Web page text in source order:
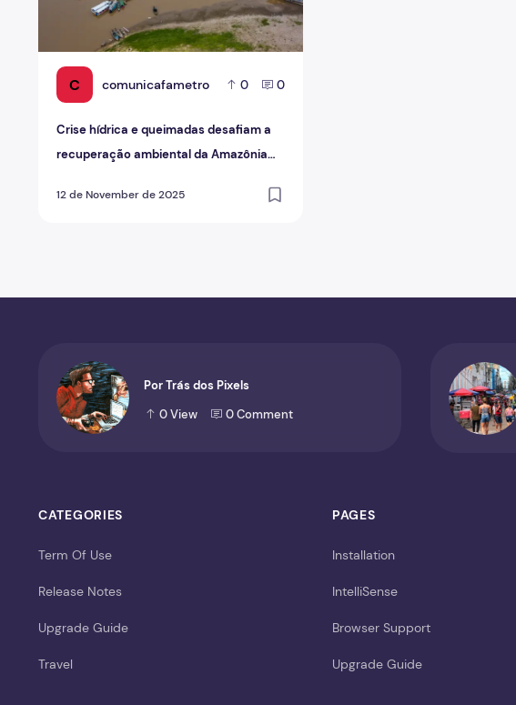
C comunicafametro 0 0
Crise hídrica e queimadas desafiam a
recuperação ambiental da Amazônia
12 de November de 2025
Por Trás dos Pixels
0View 0Comment
CATEGORIES
Term Of Use
Release Notes
Upgrade Guide
Travel
PAGES
Installation
IntelliSense
Browser Support
Upgrade Guide